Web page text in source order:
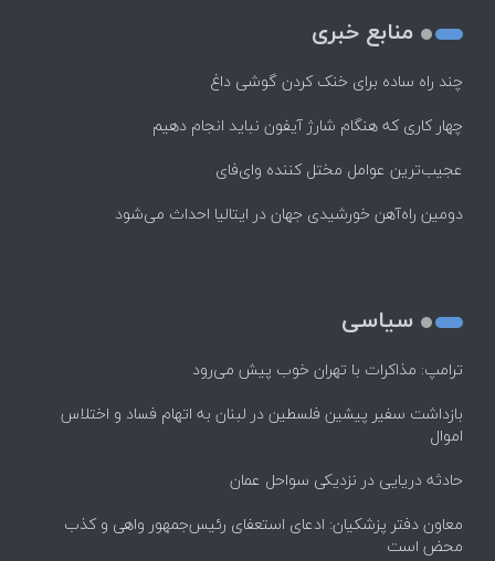
منابع خبری
چند راه‌ ساده برای خنک کردن گوشی داغ
چهار کاری که هنگام شارژ آیفون نباید انجام دهیم
عجیب‌ترین عوامل مختل کننده وای‌فای
دومین راه‌آهن خورشیدی جهان در ایتالیا احداث می‌شود
سیاسی
ترامپ: مذاکرات با تهران خوب پیش می‌رود
بازداشت سفیر پیشین فلسطین در لبنان به اتهام فساد و اختلاس
اموال
حادثه دریایی در نزدیکی سواحل عمان
معاون دفتر پزشکیان: ادعای استعفای رئیس‌جمهور واهی و کذب
محض است